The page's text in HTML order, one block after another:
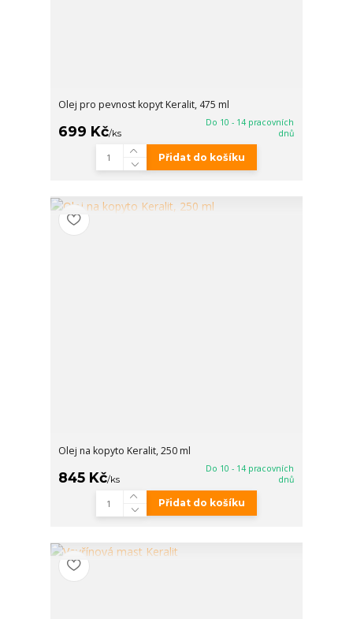
Olej pro pevnost kopyt Keralit, 475 ml
699 Kč/ks
Do 10 - 14 pracovních
dnů
Přidat do košíku
Olej na kopyto Keralit, 250 ml
845 Kč/ks
Do 10 - 14 pracovních
dnů
Přidat do košíku